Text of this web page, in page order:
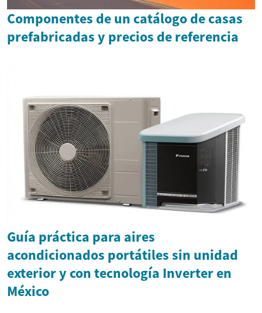
Componentes de un catálogo de casas
prefabricadas y precios de referencia
Guía práctica para aires
acondicionados portátiles sin unidad
exterior y con tecnología Inverter en
México